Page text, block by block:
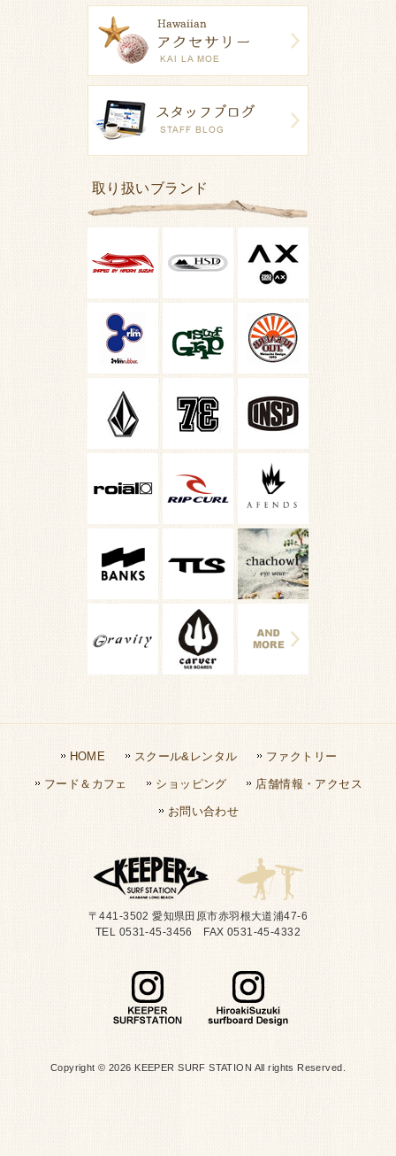
取り扱いブランド
HOME スクール&レンタル ファクトリー
フード＆カフェ ショッピング 店舗情報・アクセス
お問い合わせ
〒441-3502 愛知県田原市赤羽根大道浦47-6
TEL 0531-45-3456 FAX 0531-45-4332
Copyright © 2026 KEEPER SURF STATION All rights Reserved.